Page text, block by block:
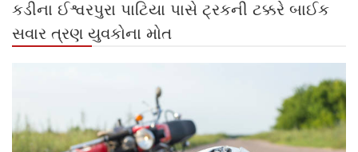
કડીના ઈશ્વરપુરા પાટિયા પાસે ટ્રકની ટક્કરે બાઈક
સવાર ત્રણ યુવકોના મોત